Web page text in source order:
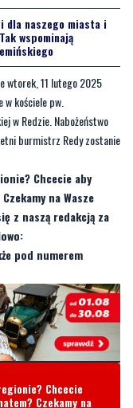
wtorek, 11 lutego 2025
w kościele pw.
w Redzie. Nabożeństwo
burmistrz Redy zostanie
Chcecie aby
na Wasze
z naszą redakcją za
pod numerem
Chcecie
Czekamy na
się z naszą
pod numerem